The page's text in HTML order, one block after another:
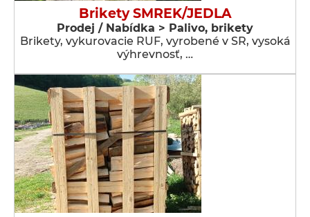
Brikety SMREK/JEDLA
Prodej / Nabídka > Palivo, brikety
Brikety, vykurovacie RUF, vyrobené v SR, vysoká
výhrevnosť, …